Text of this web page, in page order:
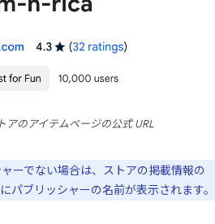
アのアイテムページの公式 URL
ーでない場合は、ストアの掲載情報の
パブリッシャーの名前が表示されます。